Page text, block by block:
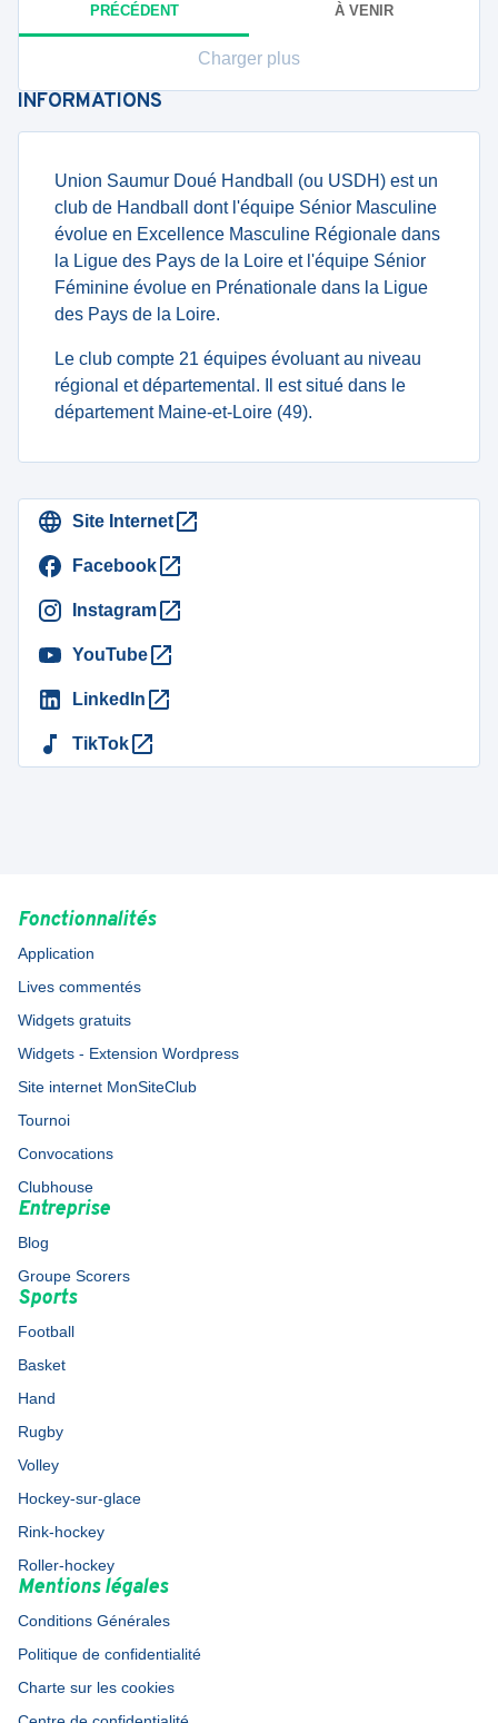
PRÉCÉDENT À VENIR
Charger plus
INFORMATIONS
Union Saumur Doué Handball (ou USDH) est un
club de Handball dont l'équipe Sénior Masculine
évolue en Excellence Masculine Régionale dans
la Ligue des Pays de la Loire et l'équipe Sénior
Féminine évolue en Prénationale dans la Ligue
des Pays de la Loire.
Le club compte 21 équipes évoluant au niveau
régional et départemental. Il est situé dans le
département Maine-et-Loire (49).
Site Internet
Facebook
Instagram
YouTube
LinkedIn
TikTok
Fonctionnalités
Application
Lives commentés
Widgets gratuits
Widgets - Extension Wordpress
Site internet MonSiteClub
Tournoi
Convocations
Clubhouse
Entreprise
Blog
Groupe Scorers
Sports
Football
Basket
Hand
Rugby
Volley
Hockey-sur-glace
Rink-hockey
Roller-hockey
Mentions légales
Conditions Générales
Politique de confidentialité
Charte sur les cookies